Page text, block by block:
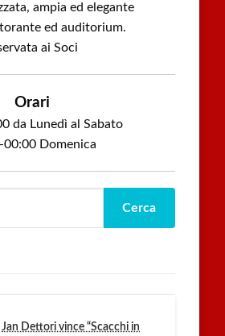
ampia ed elegante
ed auditorium.
ai Soci
Orari
da Lunedì al Sabato
00:00 Domenica
Jan Dettori vince “Scacchi in